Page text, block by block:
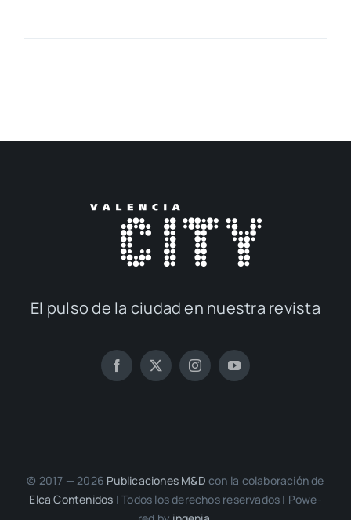
El pul­so de la ciu­dad en nues­tra revis­ta
© 2017 — 2026 Publi­ca­cio­nes M&D con la cola­bo­ra­ción de
Elca Con­te­ni­dos | Todos los dere­chos reser­va­dos | Powe­